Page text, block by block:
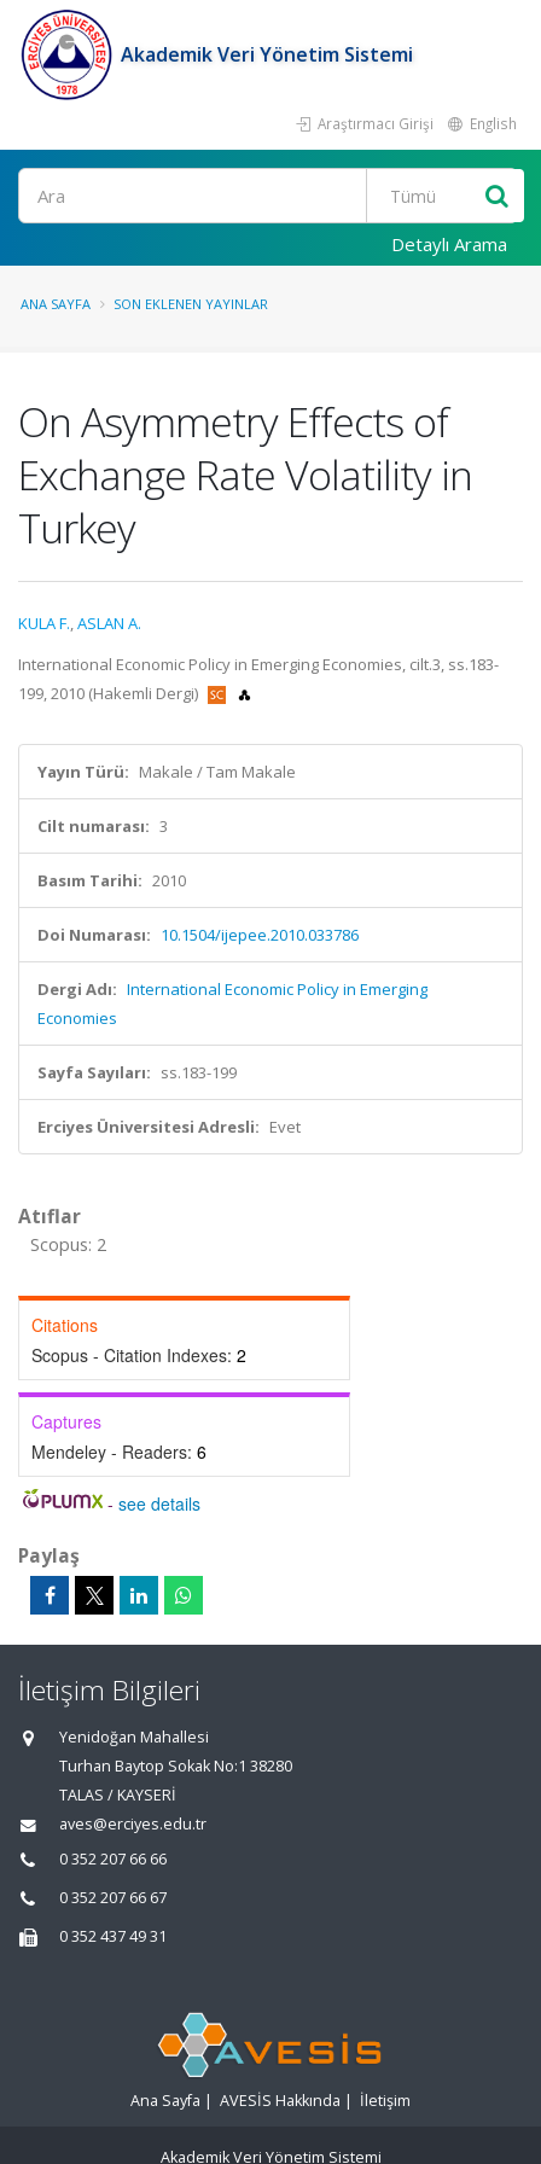
Akademik Veri Yönetim Sistemi
Araştırmacı Girişi English
Ara
Detaylı Arama
ANA SAYFA SON EKLENEN YAYINLAR
On Asymmetry Effects of
Exchange Rate Volatility in
Turkey
KULA F.,ASLAN A.
International Economic Policy in Emerging Economies, cilt.3, ss.183-
199, 2010 (Hakemli Dergi)
Yayın Türü: Makale / Tam Makale
Cilt numarası: 3
Basım Tarihi: 2010
Doi Numarası: 10.1504/ijepee.2010.033786
Dergi Adı: International Economic Policy in Emerging
Economies
Sayfa Sayıları: ss.183-199
Erciyes Üniversitesi Adresli: Evet
Atıflar
Scopus: 2
Citations
Scopus - Citation Indexes: 2
Captures
Mendeley - Readers: 6
- see details
Paylaş
İletişim Bilgileri
Yenidoğan Mahallesi
Turhan Baytop Sokak No:1 38280
TALAS / KAYSERİ
aves@erciyes.edu.tr
0 352 207 66 66
0 352 207 66 67
0 352 437 49 31
Ana Sayfa | AVESİS Hakkında | İletişim
Akademik Veri Yönetim Sistemi